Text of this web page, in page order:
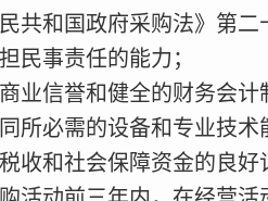
共和国政府采购法》第
民事责任的能力；
业信誉和健全的财务会计
所必需的设备和专业技术
收和社会保障资金的良好